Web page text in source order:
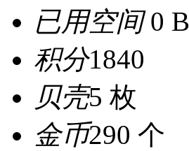
已用空间0 B
积分1840
贝壳5 枚
金币290 个